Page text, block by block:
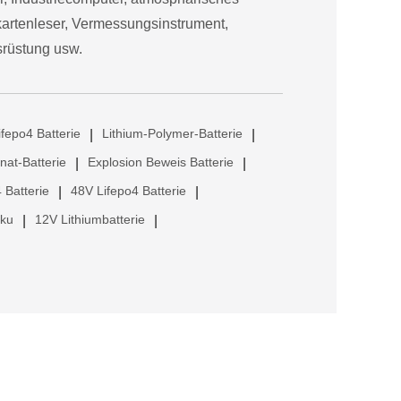
Vermessungsinstrument,
usw.
Batterie Lithium-Polymer-Batterie
Batterie Explosion Beweis Batterie
Batterie 48V Lifepo4 Batterie
12V Lithiumbatterie